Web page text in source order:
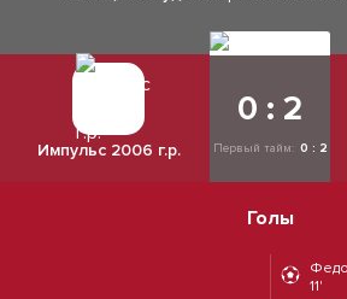
Импульс 2006 г.р.
0 : 2
Первый тайм: 0 : 2
Голы
11'